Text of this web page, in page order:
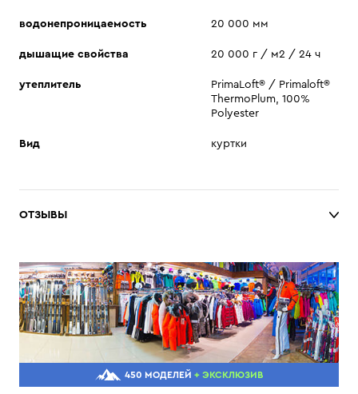
водонепроницаемость 20 000 мм
дышащие свойства 20 000 г / м2 / 24 ч
утеплитель
PrimaLoft® / Primaloft®
ThermoPlum, 100%
Polyester
Вид куртки
ОТЗЫВЫ
450 МОДЕЛЕЙ + ЭКСКЛЮЗИВ